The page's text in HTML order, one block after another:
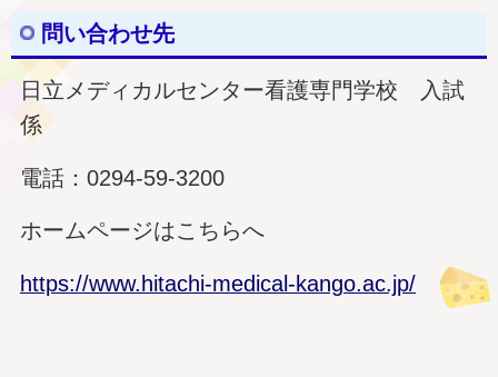
問い合わせ先
日立メディカルセンター看護専門学校 入試
係
電話：0294-59-3200
ホームページはこちらへ
https://www.hitachi-medical-kango.ac.jp/